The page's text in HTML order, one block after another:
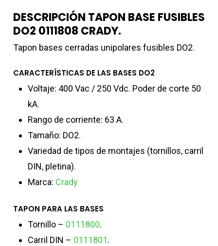
DESCRIPCIÓN TAPON BASE FUSIBLES
DO2 0111808 CRADY.
Tapon bases cerradas unipolares fusibles DO2.
CARACTERÍSTICAS DE LAS BASES DO2
Voltaje: 400 Vac / 250 Vdc. Poder de corte 50
kA.
Rango de corriente: 63 A.
Tamaño: DO2.
Variedad de tipos de montajes (tornillos, carril
DIN, pletina).
Marca: Crady
TAPON PARA LAS BASES
Tornillo – 0111800.
Carril DIN – 0111801.